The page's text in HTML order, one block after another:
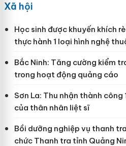
Xã hội
Học sinh được khuyến khích
thực hành 1 loại hình nghệ
Bắc Ninh: Tăng cường kiểm
trong hoạt động quảng cáo
Sơn La: Thu nhận thành công
của thân nhân liệt sĩ
Bồi dưỡng nghiệp vụ thanh
chức Thanh tra tỉnh Quảng